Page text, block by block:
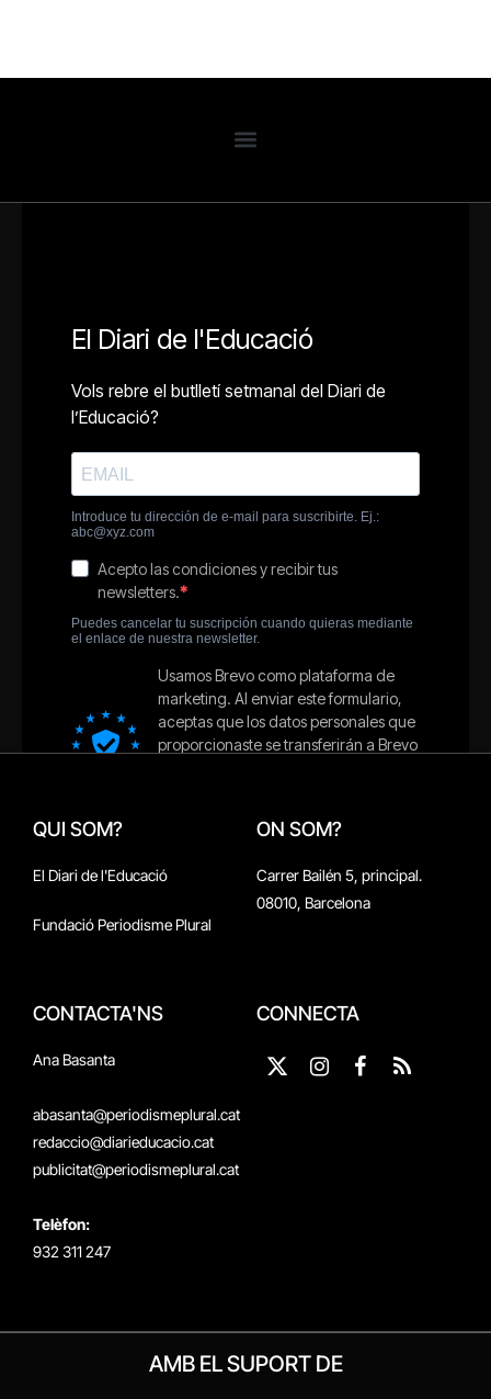
QUI SOM?
El Diari de l'Educació
Fundació Periodisme Plural
ON SOM?
Carrer Bailén 5, principal.
08010, Barcelona
CONTACTA'NS
Ana Basanta
abasanta@periodismeplural.cat
redaccio@diarieducacio.cat
publicitat@periodismeplural.cat
Telèfon:
932 311 247
CONNECTA
X
InstagramFacebook
RSS
AMB EL SUPORT DE